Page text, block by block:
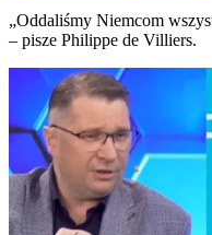
„Oddaliśmy Niemcom
– pisze Philippe de Villiers.